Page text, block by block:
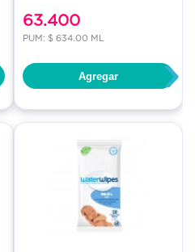
›
63.400
PUM: $ 634.00 ML
Agregar